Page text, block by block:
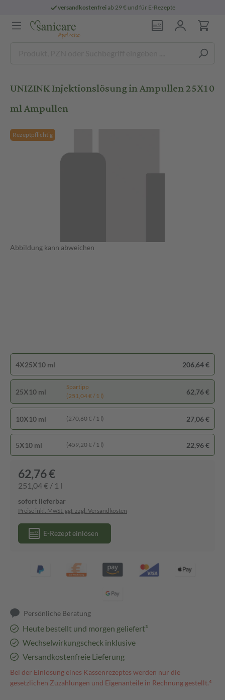
versandkostenfreiab 29 € und für E-Rezepte
UNIZINK Injektionslösung in Ampullen 25X10
ml Ampullen
Rezeptpflichtig
Abbildung kann abweichen
4X25X10 ml 206,64 €
25X10 ml
Spartipp
(251,04 € / 1 l)
62,76 €
10X10 ml (270,60 € / 1 l) 27,06 €
5X10 ml (459,20 € / 1 l) 22,96 €
62,76 €
251,04 € / 1 l
sofort lieferbar
Preise inkl. MwSt. ggf. zzgl. Versandkosten
E-Rezept einlösen
Persönliche Beratung
Heute bestellt und morgen geliefert³
Wechselwirkungscheck inklusive
Versandkostenfreie Lieferung
Bei der Einlösung eines Kassenrezeptes werden nur die
gesetzlichen Zuzahlungen und Eigenanteile in Rechnung gestellt.⁴